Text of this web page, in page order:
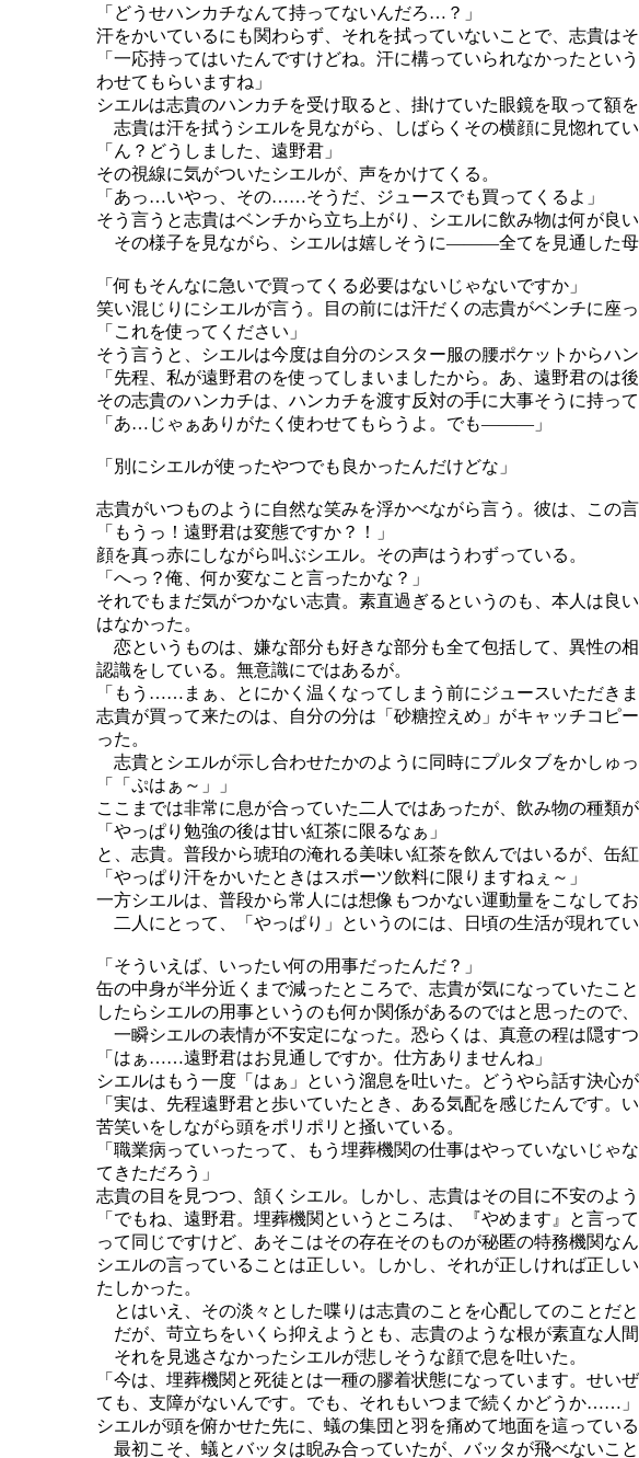
「どうせハンカチなんて持ってないんだろ…？」
汗をかいているにも関わらず、それを拭っていないことで、志貴はそ
「一応持ってはいたんですけどね。汗に構っていられなかったと
わせてもらいますね」
シエルは志貴のハンカチを受け取ると、掛けていた眼鏡を取って額を
志貴は汗を拭うシエルを見ながら、しばらくその横顔に見惚れてい
「ん？どうしました、遠野君」
その視線に気がついたシエルが、声をかけてくる。
「あっ…いやっ、その……そうだ、ジュースでも買ってくるよ」
そう言うと志貴はベンチから立ち上がり、シエルに飲み物は何が良
その様子を見ながら、シエルは嬉しそうに―――全てを見通した
「何もそんなに急いで買ってくる必要はないじゃないですか」
笑い混じりにシエルが言う。目の前には汗だくの志貴がベンチに座っ
「これを使ってください」
そう言うと、シエルは今度は自分のシスター服の腰ポケットからハン
「先程、私が遠野君のを使ってしまいましたから。あ、遠野君のは
その志貴のハンカチは、ハンカチを渡す反対の手に大事そうに持って
「あ…じゃぁありがたく使わせてもらうよ。でも―――」
「別にシエルが使ったやつでも良かったんだけどな」
志貴がいつものように自然な笑みを浮かべながら言う。彼は、この
「もうっ！遠野君は変態ですか？！」
顔を真っ赤にしながら叫ぶシエル。その声はうわずっている。
「へっ？俺、何か変なこと言ったかな？」
それでもまだ気がつかない志貴。素直過ぎるというのも、本人は良
はなかった。
恋というものは、嫌な部分も好きな部分も全て包括して、異性の
認識をしている。無意識にではあるが。
「もう……まぁ、とにかく温くなってしまう前にジュースいただきま
志貴が買って来たのは、自分の分は「砂糖控えめ」がキャッチコピ
った。
志貴とシエルが示し合わせたかのように同時にプルタブをかしゅ
「「ぷはぁ～」」
ここまでは非常に息が合っていた二人ではあったが、飲み物の種類
「やっぱり勉強の後は甘い紅茶に限るなぁ」
と、志貴。普段から琥珀の淹れる美味い紅茶を飲んではいるが、缶
「やっぱり汗をかいたときはスポーツ飲料に限りますねぇ～」
一方シエルは、普段から常人には想像もつかない運動量をこなして
二人にとって、「やっぱり」というのには、日頃の生活が現れてい
「そういえば、いったい何の用事だったんだ？」
缶の中身が半分近くまで減ったところで、志貴が気になっていたこ
したらシエルの用事というのも何か関係があるのではと思ったの
一瞬シエルの表情が不安定になった。恐らくは、真意の程は隠すつ
「はぁ……遠野君はお見通しですか。仕方ありませんね」
シエルはもう一度「はぁ」という溜息を吐いた。どうやら話す決心が
「実は、先程遠野君と歩いていたとき、ある気配を感じたんです。
苦笑いをしながら頭をポリポリと掻いている。
「職業病っていったって、もう埋葬機関の仕事はやっていないじ
てきただろう」
志貴の目を見つつ、頷くシエル。しかし、志貴はその目に不安のよ
「でもね、遠野君。埋葬機関というところは、『やめます』と言
って同じですけど、あそこはその存在そのものが秘匿の特務機関な
シエルの言っていることは正しい。しかし、それが正しければ正し
たしかった。
とはいえ、その淡々とした喋りは志貴のことを心配してのことだ
だが、苛立ちをいくら抑えようとも、志貴のような根が素直な人
それを見逃さなかったシエルが悲しそうな顔で息を吐いた。
「今は、埋葬機関と死徒とは一種の膠着状態になっています。せ
ても、支障がないんです。でも、それもいつまで続くかどうか……」
シエルが頭を俯かせた先に、蟻の集団と羽を痛めて地面を這ってい
最初こそ、蟻とバッタは睨み合っていたが、バッタが飛べないこ